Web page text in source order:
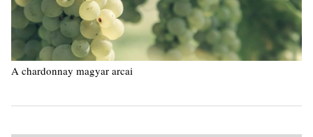
A chardonnay magyar arcai